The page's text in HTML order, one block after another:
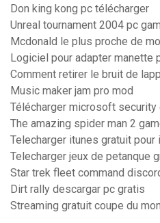
Don king kong pc télécharger
Unreal tournament 2004 pc
Mcdonald le plus proche de
Logiciel pour adapter manette
Comment retirer le bruit de
Music maker jam pro mod
Télécharger microsoft
The amazing spider man 2
Telecharger itunes gratuit pour
Telecharger jeux de petanque
Star trek fleet command
Dirt rally descargar pc gratis
Streaming gratuit coupe du